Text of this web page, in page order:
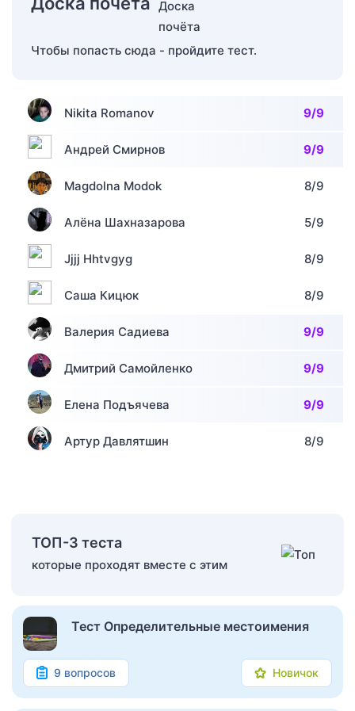
Чтобы попасть сюда - пройдите тест.
Nikita Romanov 9/9
Андрей Смирнов 9/9
Magdolna Modok 8/9
Алёна Шахназарова 5/9
Jjjj Hhtvgyg 8/9
Саша Кицюк 8/9
Валерия Садиева 9/9
Дмитрий Самойленко 9/9
Елена Подъячева 9/9
Артур Давлятшин 8/9
ТОП-3 теста
которые проходят вместе с этим
Тест Определительные местоимения
9 вопросов Новичок